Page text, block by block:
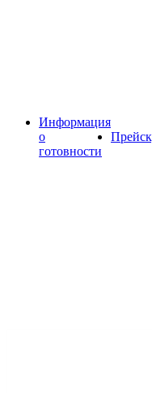
Информация
о
готовности